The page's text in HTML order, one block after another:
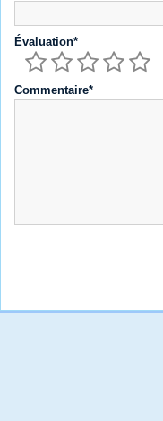
Évaluation*
Commentaire*